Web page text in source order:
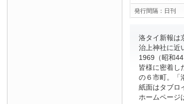
発行間隔： 日刊
洛タイ新報は
治上神社に近
1969（昭和
皆様に密着し
の６市町。「
紙面はタブロ
ホームページ